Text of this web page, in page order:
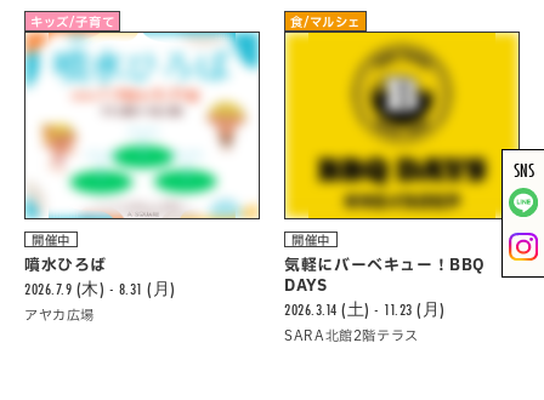
キッズ/子育て
開催中
噴水ひろば
2026.7.9 (木) - 8.31 (月)
アヤカ広場
食/マルシェ
開催中
気軽にバーべキュー！BBQ
DAYS
2026.3.14 (土) - 11.23 (月)
SARA北館2階テラス
SNS